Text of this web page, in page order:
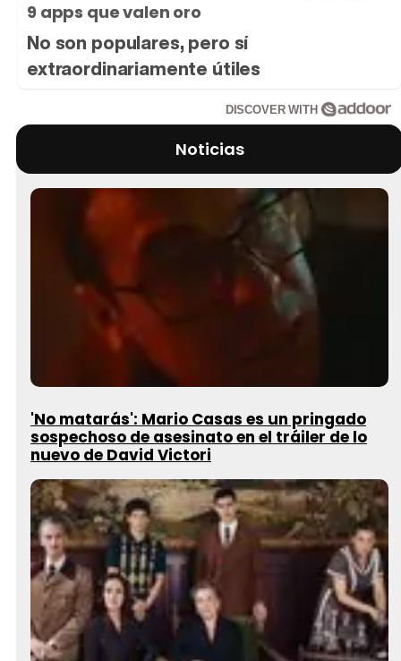
9 apps que valen oro
No son populares, pero sí
extraordinariamente útiles
DISCOVER WITH
Noticias
'No matarás': Mario Casas es un pringado
sospechoso de asesinato en el tráiler de lo
nuevo de David Victori